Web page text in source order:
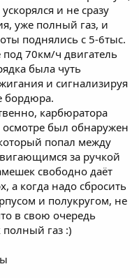
и не сразу
уже полный газ, и
поднялись с 5-6тыс.
70км/ч двигатель
была чуть
и сигнализируя
бордюра.
карбюратора
осмотре был обнаружен
попал между
за ручкой
свободно даёт
а когда надо сбросить
и полукругом, не
в свою очередь
газ :)